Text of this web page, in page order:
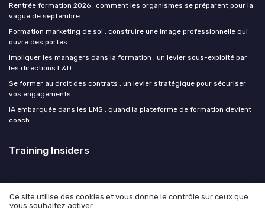
Rentrée formation 2026 : comment les organismes se préparent pour la
vague de septembre
Formation marketing de soi : construire une image professionnelle qui
ouvre des portes
Impliquer les managers dans la formation : un levier sous-exploité par
les directions L&D
Se former au droit des contrats : un levier stratégique pour sécuriser
vos engagements
IA embarquée dans les LMS : quand la plateforme de formation devient
coach
Training Insiders
Mentions légales
Ce site utilise des cookies et vous donne le contrôle sur ceux que
vous souhaitez activer